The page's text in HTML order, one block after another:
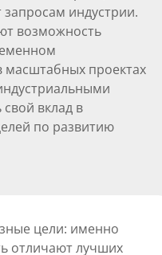
индустрии.
возможность
масштабных проектах
вклад в
по развитию
цели: именно
отличают лучших